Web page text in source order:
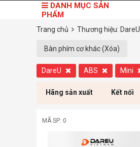
DANH MỤC SẢN
PHẨM
Trang chủ Thương hiệu: DareU
Bàn phím cơ khác (Xóa)
DareU ABS Mini
Hãng sản xuất Kết nối
MÃ SP: 0